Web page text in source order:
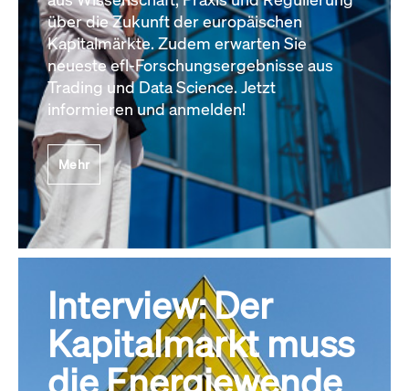
über die Zukunft der europäischen
Kapitalmärkte. Zudem erwarten Sie
neueste efl-Forschungsergebnisse aus
Trading und Data Science. Jetzt
informieren und anmelden!
Mehr
Interview: Der
Kapitalmarkt muss